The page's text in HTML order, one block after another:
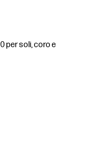
per soli, coro e